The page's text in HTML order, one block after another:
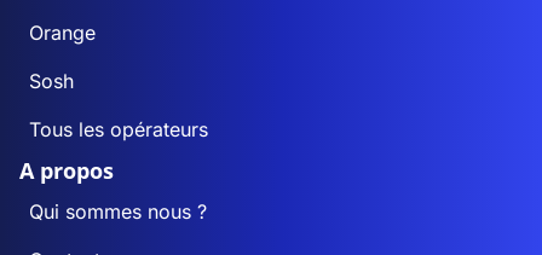
Orange
Sosh
Tous les opérateurs
A propos
Qui sommes nous ?